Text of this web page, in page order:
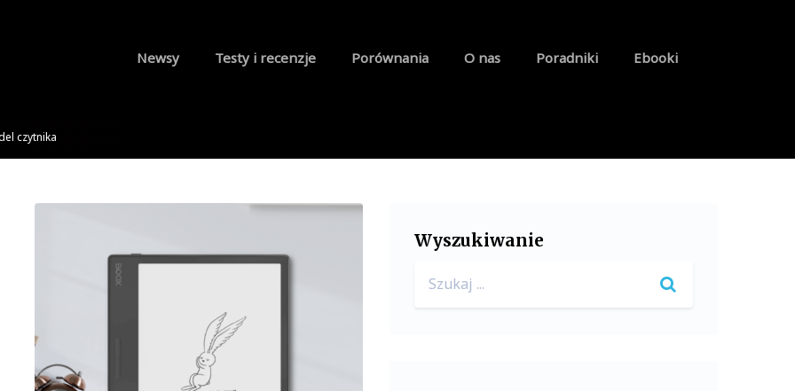
Newsy Testy i recenzje Porównania O nas Poradniki Ebooki
czytnika
Wyszukiwanie
for: